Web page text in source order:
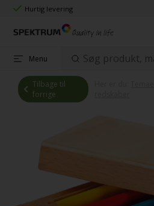
Hurtig levering
Menu
Tilbage til
forrige